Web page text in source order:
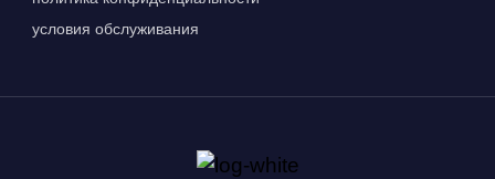
условия обслуживания